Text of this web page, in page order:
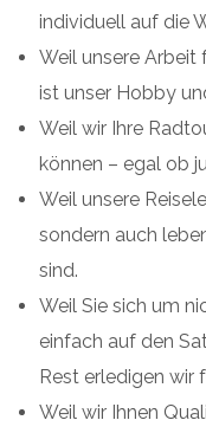
individuell auf die
Weil unsere Arbeit
ist unser Hobby
Weil wir Ihre
können – egal ob
Weil unsere
sondern auch
sind.
Weil Sie sich um
einfach auf den
Rest erledigen wir
Weil wir Ihnen